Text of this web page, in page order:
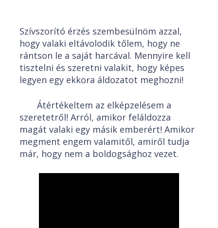
Szívszorító érzés szembesülnöm azzal,
hogy valaki eltávolodik tőlem, hogy ne
rántson le a saját harcával. Mennyire kell
tisztelni és szeretni valakit, hogy képes
legyen egy ekkora áldozatot meghozni!
Átértékeltem az elképzelésem a
szeretetről! Arról, amikor feláldozza
magát valaki egy másik emberért! Amikor
megment engem valamitől, amiről tudja
már, hogy nem a boldogsághoz vezet.